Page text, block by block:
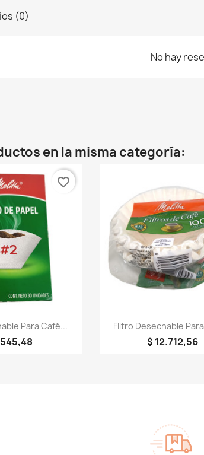
(0)
No hay
en la misma categoría:
rápida
Para Café...
favorite_border
Vista
Filtro Desechable
$ 12.712,56